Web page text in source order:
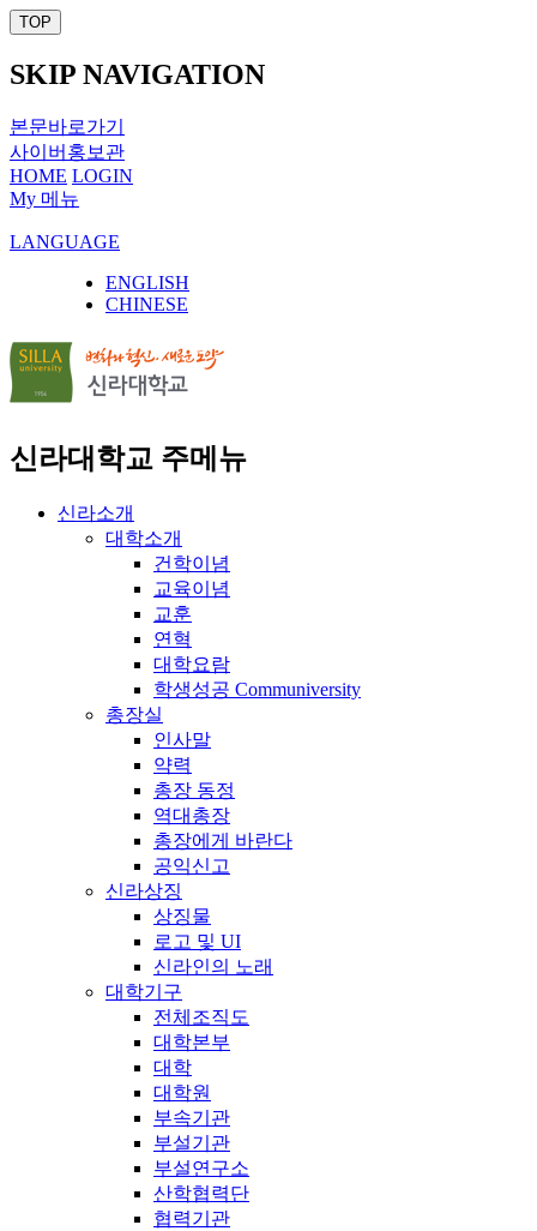
TOP
SKIP NAVIGATION
본문바로가기
사이버홍보관
HOME LOGIN
My 메뉴
LANGUAGE
ENGLISH
CHINESE
신라대학교 주메뉴
신라소개
대학소개
건학이념
교육이념
교훈
연혁
대학요람
학생성공 Communiversity
총장실
인사말
약력
총장 동정
역대총장
총장에게 바란다
공익신고
신라상징
상징물
로고 및 UI
신라인의 노래
대학기구
전체조직도
대학본부
대학
대학원
부속기관
부설기관
부설연구소
산학협력단
협력기관